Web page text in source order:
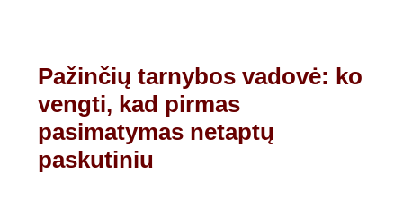
Pažinčių tarnybos vadovė: ko
vengti, kad pirmas
pasimatymas netaptų
paskutiniu